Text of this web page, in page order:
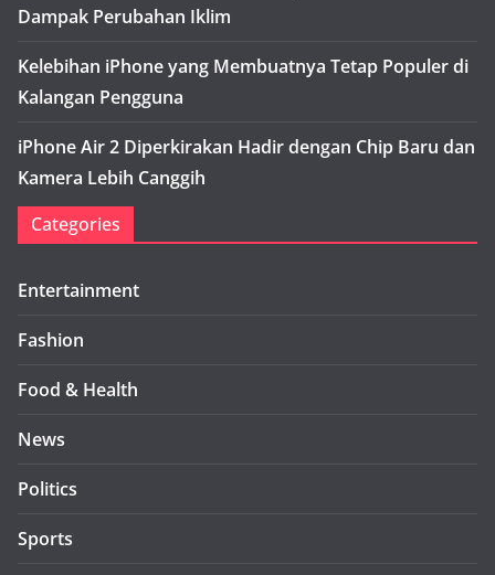
Dampak Perubahan Iklim
Kelebihan iPhone yang Membuatnya Tetap Populer di
Kalangan Pengguna
iPhone Air 2 Diperkirakan Hadir dengan Chip Baru dan
Kamera Lebih Canggih
Categories
Entertainment
Fashion
Food & Health
News
Politics
Sports